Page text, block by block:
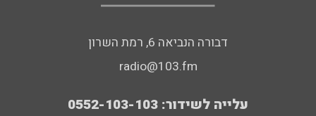
דבורה הנביאה 6, רמת השרון
radio@103.fm
עלייה לשידור: 0552-103-103